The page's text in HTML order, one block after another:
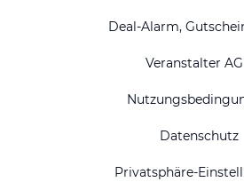
Deal-Alarm,
Veranstalter
Datenschutz
Privatsphäre-